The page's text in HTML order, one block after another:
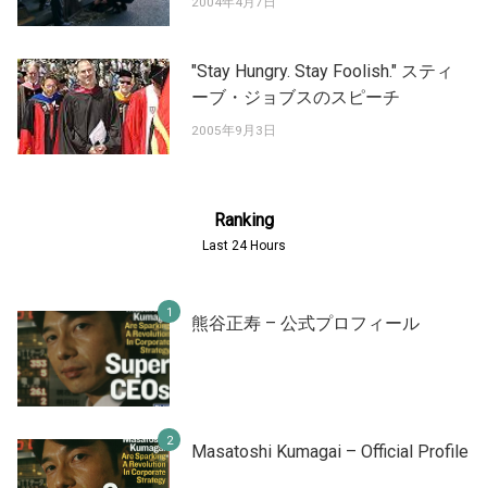
"Stay Hungry. Stay Foolish." スティ
ーブ・ジョブスのスピーチ
2005年9月3日
Ranking
Last 24 Hours
熊谷正寿 – 公式プロフィール
Masatoshi Kumagai – Official Profile